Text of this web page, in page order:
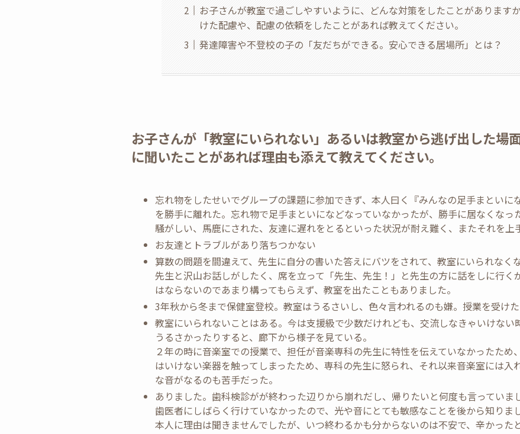
お子さんが教室で過ごしやすいように、どんな対策をしたことがあります
けた配慮や、配慮の依頼をしたことがあれば教えてください。
発達障害や不登校の子の「友だちができる。安心できる居場所」とは？
お子さんが「教室にいられない」あるいは教室から逃げ出した場
に聞いたことがあれば理由も添えて教えてください。
忘れ物をしたせいでグループの課題に参加できず、本人曰く『みんなの足手まといに
を勝手に離れた。忘れ物で足手まといになどなっていなかったが、勝手に居なくなっ
騒がしい、馬鹿にされた、友達に遅れをとるといった状況が耐え難く、またそれを上
お友達とトラブルがあり落ちつかない
算数の問題を間違えて、先生に自分の書いた答えにバツをされて、教室にいられなく
先生と沢山お話しがしたく、席を立って「先生、先生！」と先生の方に話をしに行く
はならないのであまり構ってもらえず、教室を出たこともありました。
3年秋から冬まで保健室登校。教室はうるさいし、色々言われるのも嫌。授業を受けた
教室にいられないことはある。今は支援級で少数だけれども、交流しなきゃいけない
うるさかったりすると、廊下から様子を見ている。
２年の時に音楽室での授業で、担任が音楽専科の先生に特性を伝えていなかったため
はいけない楽器を触ってしまったため、専科の先生に怒られ、それ以来音楽室には入
な音がなるのも苦手だった。
ありました。歯科検診がが終わった辺りから崩れだし、帰りたいと何度も言っていま
歯医者にしばらく行けていなかったので、光や音にとても敏感なことを後から知りま
本人に理由は聞きませんでしたが、いつ終わるかも分からないのは不安で、辛かった